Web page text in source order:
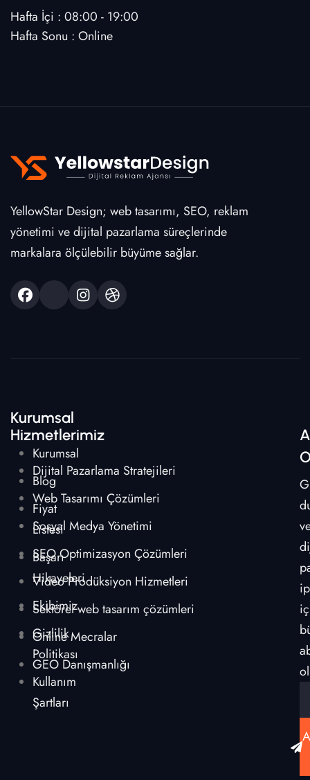
Hafta İçi : 08:00 - 19:00
Hafta Sonu : Online
YellowStar Design; web tasarımı, SEO, reklam
yönetimi ve dijital pazarlama süreçlerinde
markalara ölçülebilir büyüme sağlar.
Kurumsal
Kurumsal
Blog
Fiyat
Listesi
Başarı
Hikayeleri
Ekibimiz
Gizlilik
Politikası
Kullanım
Şartları
Hizmetlerimiz
Dijital Pazarlama Stratejileri
Web Tasarımı Çözümleri
Sosyal Medya Yönetimi
SEO Optimizasyon Çözümleri
Video Prodüksiyon Hizmetleri
Sektörel web tasarım çözümleri
Online Mecralar
GEO Danışmanlığı